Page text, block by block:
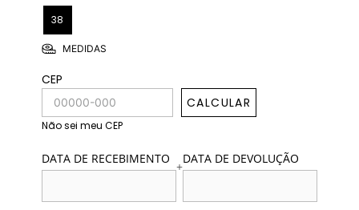
38
MEDIDAS
CEP
CALCULAR
Não sei meu CEP
DATA DE RECEBIMENTO +DATA DE DEVOLUÇÃO